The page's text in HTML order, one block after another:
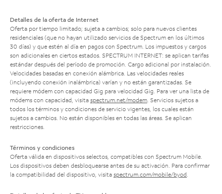
Detalles de la oferta de Internet
Oferta por tiempo limitado; sujeta a cambios; solo para nuevos clientes
residenciales (que no hayan utilizado servicios de Spectrum en los últimos
30 días) y que estén al día en pagos con Spectrum. Los impuestos y cargos
son adicionales en ciertos estados. SPECTRUM INTERNET: se aplican tarifas
estándar después del período de promoción. Cargo adicional por instalación.
Velocidades basadas en conexión alámbrica. Las velocidades reales
(incluyendo conexión inalámbrica) varían y no están garantizadas. Se
requiere módem con capacidad Gig para velocidad Gig. Para ver una lista de
módems con capacidad, visita spectrum.net/modem . Servicios sujetos a
todos los términos y condiciones de servicio vigentes, los cuales están
sujetos a cambios. No están disponibles en todas las áreas. Se aplican
restricciones.
Términos y condiciones
Oferta válida en dispositivos selectos, compatibles con Spectrum Mobile.
Los dispositivos deben desbloquearse antes de su activación. Para confirmar
la compatibilidad del dispositivo, visita spectrum.com/mobile/byod